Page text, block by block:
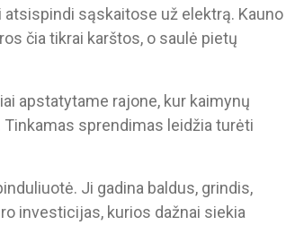
sąskaitose už elektrą. Kauno
čia tikrai karštos, o saulė pietų
apstatytame rajone, kur kaimynų
sprendimas leidžia turėti
Ji gadina baldus, grindis,
investicijas, kurios dažnai siekia